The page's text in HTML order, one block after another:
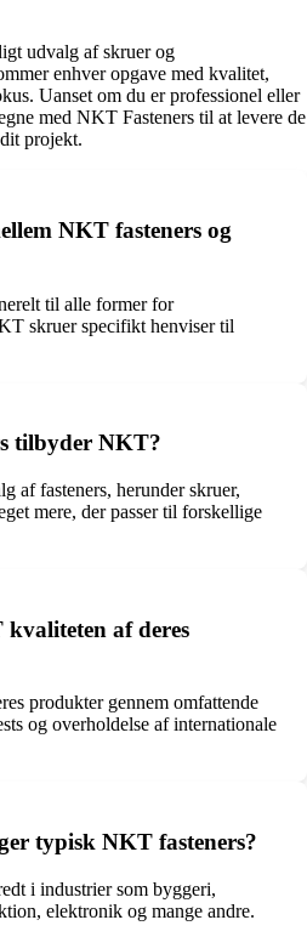
udvalg af skruer og
enhver opgave med kvalitet,
Uanset om du er professionel eller
med NKT Fasteners til at levere de
projekt.
NKT fasteners og
til alle former for
skruer specifikt henviser til
tilbyder NKT?
af fasteners, herunder skruer,
mere, der passer til forskellige
af deres
produkter gennem omfattende
og overholdelse af internationale
typisk NKT fasteners?
i industrier som byggeri,
elektronik og mange andre.